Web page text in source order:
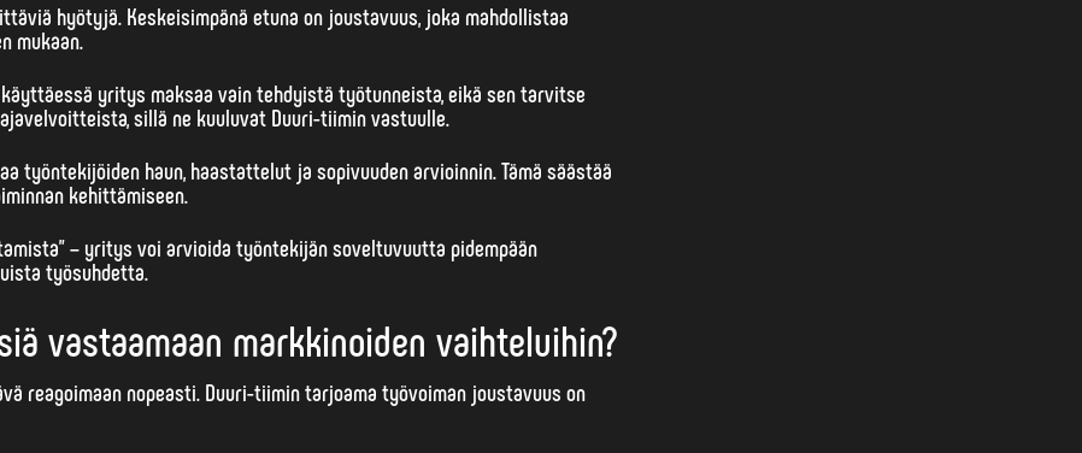
hyötyjä. Keskeisimpänä etuna on joustavuus, joka mahdollistaa
mukaan.
yritys maksaa vain tehdyistä työtunneista, eikä sen tarvitse
sillä ne kuuluvat Duuri-tiimin vastuulle.
työntekijöiden haun, haastattelut ja sopivuuden arvioinnin. Tämä säästää
kehittämiseen.
– yritys voi arvioida työntekijän soveltuvuutta pidempään
työsuhdetta.
vastaamaan markkinoiden vaihteluihin?
reagoimaan nopeasti. Duuri-tiimin tarjoama työvoiman joustavuus on